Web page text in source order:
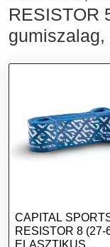
RESISTOR
gumiszalag,
CAPITAL
RESISTOR 8 (27-
ELASZTIKUS